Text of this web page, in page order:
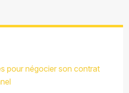
pour négocier son contrat